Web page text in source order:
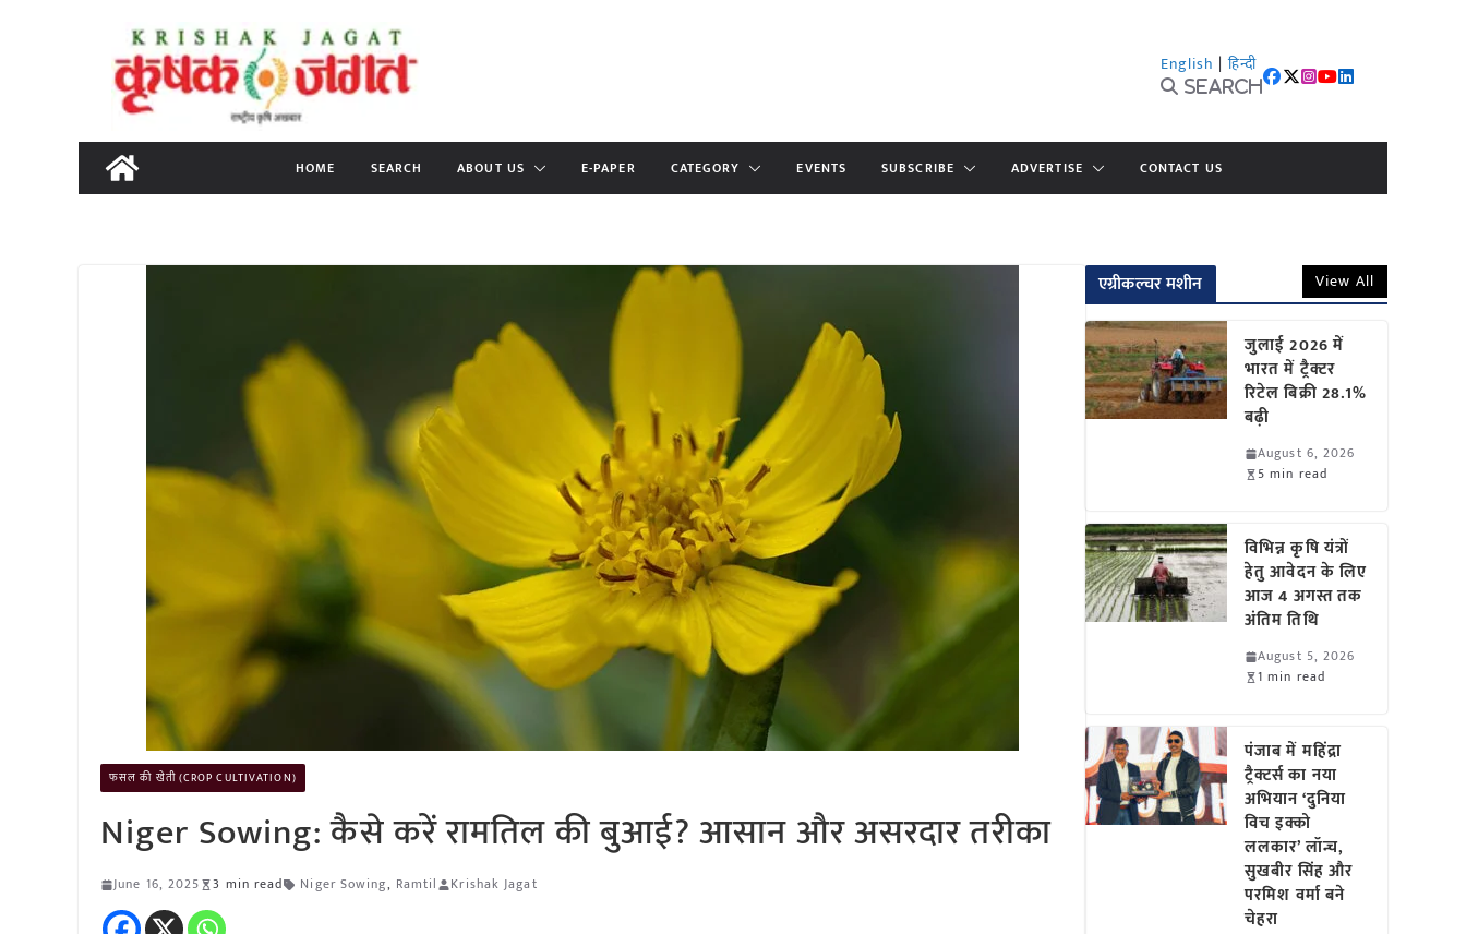
content
English | हिन्दी
Search
HOME SEARCH ABOUT US E-PAPER CATEGORY EVENTS SUBSCRIBE ADVERTISE CONTACT US
फसल की खेती (CROP CULTIVATION)
Niger Sowing: कैसे करें रामतिल की बुआई? आसान और असरदार तरीका
June 16, 2025 3 min read Niger Sowing, Ramtil Krishak Jagat
एग्रीकल्चर मशीन View All
जुलाई 2026 में
भारत में ट्रैक्टर
रिटेल बिक्री 28.1%
बढ़ी
August 6, 2026
5 min read
विभिन्न कृषि यंत्रों
हेतु आवेदन के लिए
आज 4 अगस्त तक
अंतिम तिथि
August 5, 2026
1 min read
पंजाब में महिंद्रा
ट्रैक्टर्स का नया
अभियान ‘दुनिया
विच इक्को
ललकार’ लॉन्च,
सुखबीर सिंह और
परमिश वर्मा बने
चेहरा